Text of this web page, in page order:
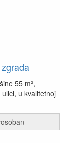
55 m²,
u kvalitetnoj